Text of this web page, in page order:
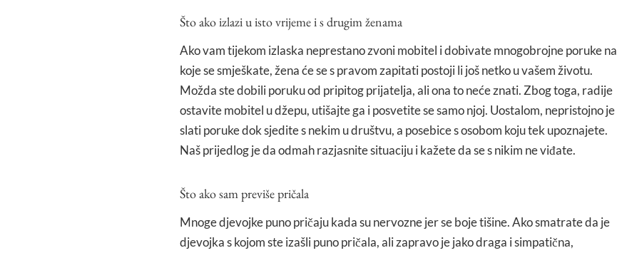
Što ako izlazi u isto vrijeme i s drugim ženama
Ako vam tijekom izlaska neprestano zvoni mobitel i dobivate mnogobrojne poruke na
koje se smješkate, žena će se s pravom zapitati postoji li još netko u vašem životu.
Možda ste dobili poruku od pripitog prijatelja, ali ona to neće znati. Zbog toga, radije
ostavite mobitel u džepu, utišajte ga i posvetite se samo njoj. Uostalom, nepristojno je
slati poruke dok sjedite s nekim u društvu, a posebice s osobom koju tek upoznajete.
Naš prijedlog je da odmah razjasnite situaciju i kažete da se s nikim ne viđate.
Što ako sam previše pričala
Mnoge djevojke puno pričaju kada su nervozne jer se boje tišine. Ako smatrate da je
djevojka s kojom ste izašli puno pričala, ali zapravo je jako draga i simpatična,